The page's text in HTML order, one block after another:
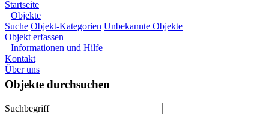
Startseite
Objekte
Suche Objekt-Kategorien Unbekannte Objekte
Objekt erfassen
Informationen und Hilfe
Kontakt
Über uns
Objekte durchsuchen
Suchbegriff